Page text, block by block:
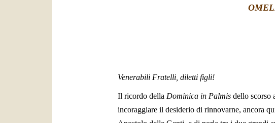
Venerabili Fratelli, diletti figli!
Il ricordo della Dominica in Palmis dello scorso
incoraggiare il desiderio di rinnovarne, ancora